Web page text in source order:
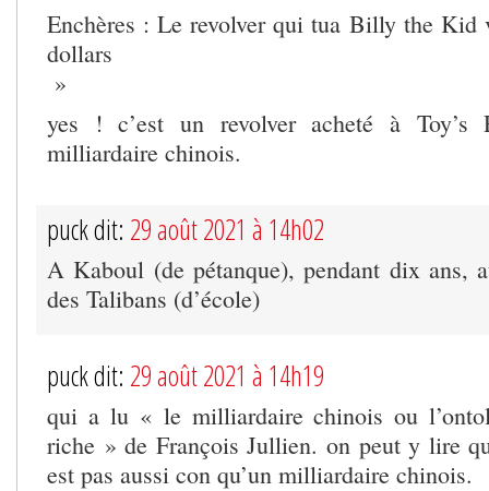
Enchères : Le revolver qui tua Billy the Kid
dollars
»
yes ! c’est un revolver acheté à
milliardaire chinois.
puck dit: 29 août 2021 à 14h02
A Kaboul (de pétanque), pendant dix ans,
des Talibans (d’école)
puck dit: 29 août 2021 à 14h19
qui a lu « le milliardaire chinois ou
riche » de François Jullien. on peut y lire
est pas aussi con qu’un milliardaire chinois.